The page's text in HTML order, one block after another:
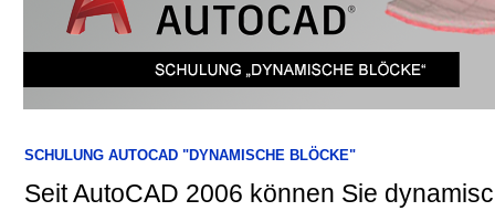
SCHULUNG AUTOCAD "DYNAMISCHE BLÖCKE"
Seit AutoCAD 2006 können Sie